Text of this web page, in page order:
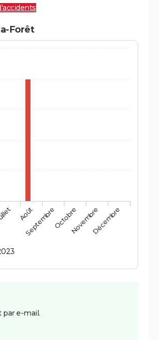
Forêt
Août
SeptembreOctobreNovembreDécembre
par e-mail.